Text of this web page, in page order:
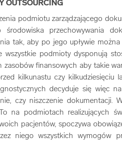
OUTSOURCING
podmiotu zarządzającego
środowiska przechowywania
tak, aby po jego upływie
wszystkie podmioty dysponują
zasobów finansowych aby takie
kilkunastu czy kilkudziesięciu
decyduje się więc
czy niszczenie dokumentacji.
na podmiotach realizujących
pacjentów, spoczywa
niego wszystkich wymogów